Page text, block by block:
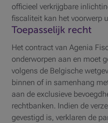
officieel verkrijgbare
fiscaliteit kan het voorwerp
Toepasselijk recht
Het contract van Agenia
onderworpen aan en moet
volgens de Belgische
binnen of in samenhang
aan de exclusieve
rechtbanken. Indien de
gevestigd is, verklaren de